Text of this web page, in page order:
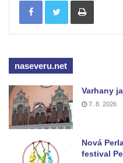
Sloup svatého Václava u
Šimona a Judy v
Sloup svatého Isidora u
Sloup Panny Marie na
Sloup Panny Marie na
Rakovníku
naseveru.net
Varhany
7. 8. 2026
Nová
festival